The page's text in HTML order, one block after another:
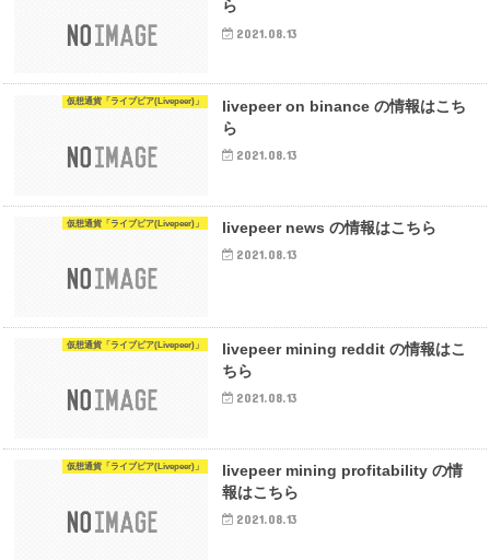
ら
2021.08.13
仮想通貨「ライブピア(Livepeer)」
livepeer on binance の情報はこち
ら
2021.08.13
仮想通貨「ライブピア(Livepeer)」 livepeer news の情報はこちら
2021.08.13
仮想通貨「ライブピア(Livepeer)」
livepeer mining reddit の情報はこ
ちら
2021.08.13
仮想通貨「ライブピア(Livepeer)」
livepeer mining profitability の情
報はこちら
2021.08.13